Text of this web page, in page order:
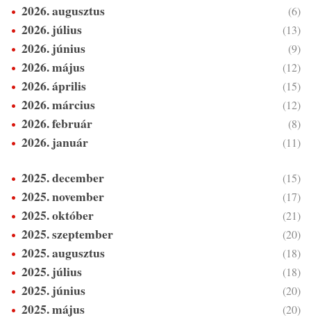
2026. augusztus (6)
2026. július (13)
2026. június (9)
2026. május (12)
2026. április (15)
2026. március (12)
2026. február (8)
2026. január (11)
2025. december (15)
2025. november (17)
2025. október (21)
2025. szeptember (20)
2025. augusztus (18)
2025. július (18)
2025. június (20)
2025. május (20)